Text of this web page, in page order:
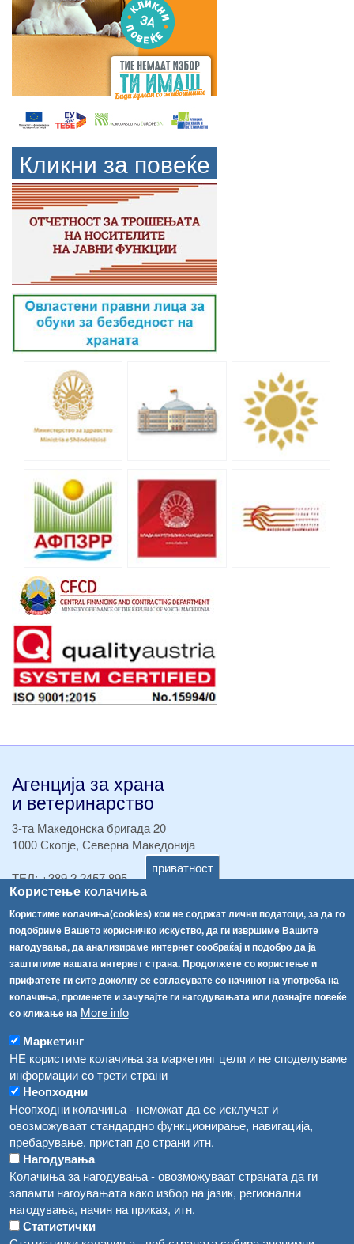
приватност
Користење колачиња
Користиме колачиња(cookies) кои не содржат лични податоци, за да го
подобриме Вашето корисничко искуство, да ги извршиме Вашите
нагодувања, да анализираме интернет сообраќај и подобро да ја
заштитиме нашата интернет страна. Продолжете со користење и
прифатете ги сите доколку се согласувате со начинот на употреба на
колачиња, променете и зачувајте ги нагодувањата или дознајте повеќе
со кликање на More info
Маркетинг
НЕ користиме колачиња за маркетинг цели и не споделуваме
информации со трети страни
Неопходни
Неопходни колачиња - неможат да се исклучат и
овозможуваат стандардно функционирање, навигација,
пребарување, пристап до страни итн.
Нагодувања
Колачиња за нагодувања - овозможуваат страната да ги
запамти нагоувањата како избор на јазик, регионални
нагодувања, начин на приказ, итн.
Статистички
Кликни за повеќе
Агенција за храна
и ветеринарство
3-та Македонска бригада 20
1000 Скопје, Северна Македонија
ТЕЛ:+389 2 2457 895
ТЕЛ:+389 2 2457 873
Факс:+389 2 2457 893
Факс:+389 2 2457 871
info@fva.gov.mk
[АХВ-претходна страна]
Соопштенија
Република Бугарија ги засили официјалните контроли при увоз на свежо овошје и зеленчук
Високите температури ризик од труење со храна, опасни се и за животните
Водата во Гостивар може да се користи како техничка, продолжува испораката на флаширана вода
Во Гостивар спроведени 70 вонредни контроли
Забраната за водата во Гостивар останува на сила, операторите да користат само технички безбедна вода
Навигација
Регистри
Обрасци
Огласи